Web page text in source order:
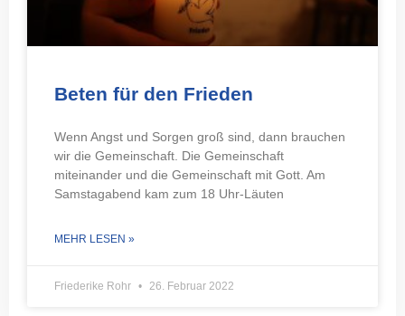
Beten für den Frieden
Wenn Angst und Sorgen groß sind, dann brauchen
wir die Gemeinschaft. Die Gemeinschaft
miteinander und die Gemeinschaft mit Gott. Am
Samstagabend kam zum 18 Uhr-Läuten
MEHR LESEN »
Friederike Rohr 26. Februar 2022